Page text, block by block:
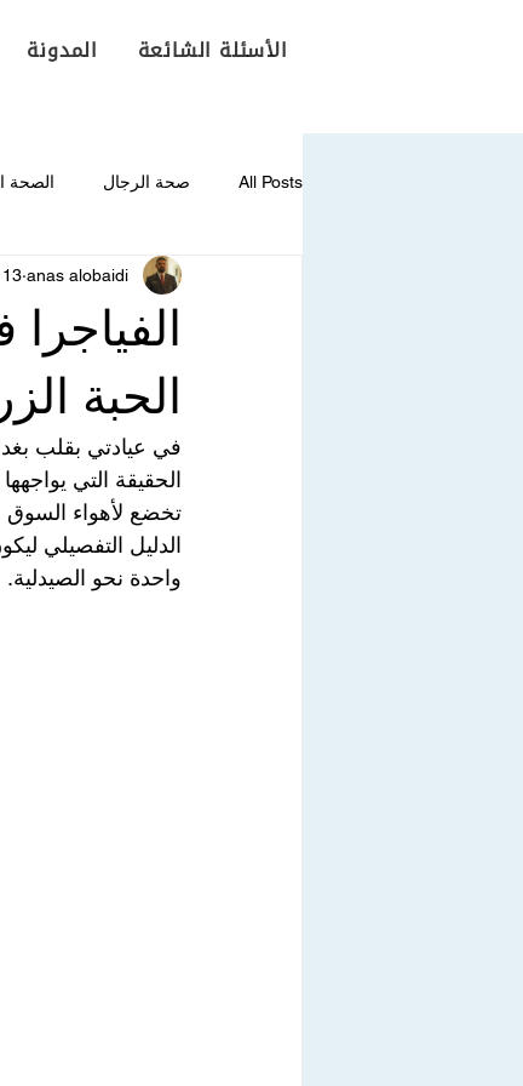
المدونة الأسئلة الشائعة
All Posts صحة الرجال الصحة
الحبة
anas alobaidi 13 مايو
في عيادتي بقلب
الحقيقة التي يواجهها
تخضع لأهواء السوق
الدليل التفصيلي
واحدة نحو الصيدلية.